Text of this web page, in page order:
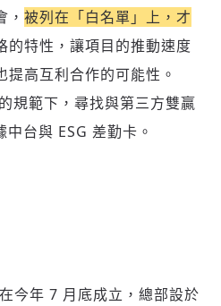
被列在「白名單」上，才
的特性，讓項目的推動速度
提高互利合作的可能性。
規範下，尋找與第三方雙贏
台與 ESG 差勤卡。
今年 7 月底成立，總部設於